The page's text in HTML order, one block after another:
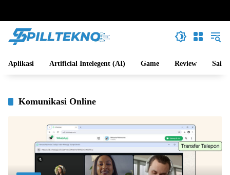
Aplikasi Artificial Intelegent (AI) Game Review Sains
Komunikasi Online